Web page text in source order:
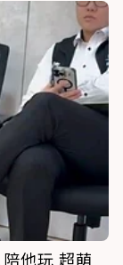
他玩 超萌